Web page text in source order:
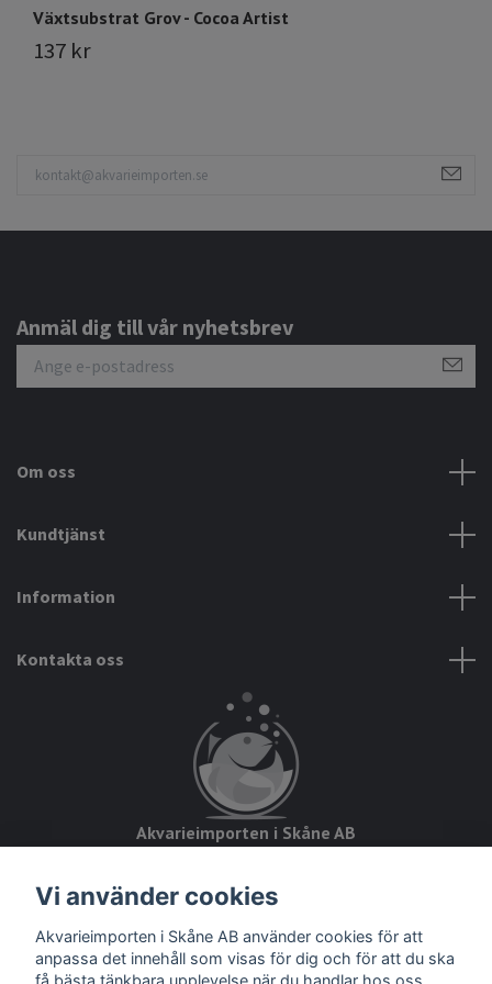
Växtsubstrat Grov - Cocoa Artist
137 kr
Anmäl dig till vår nyhetsbrev
Om oss
Kundtjänst
Information
Kontakta oss
Akvarieimporten i Skåne AB
28234 Tyringe
Org.nr: 559093-8832
Vi använder cookies
Akvarieimporten i Skåne AB använder cookies för att
anpassa det innehåll som visas för dig och för att du ska
få bästa tänkbara upplevelse när du handlar hos oss.